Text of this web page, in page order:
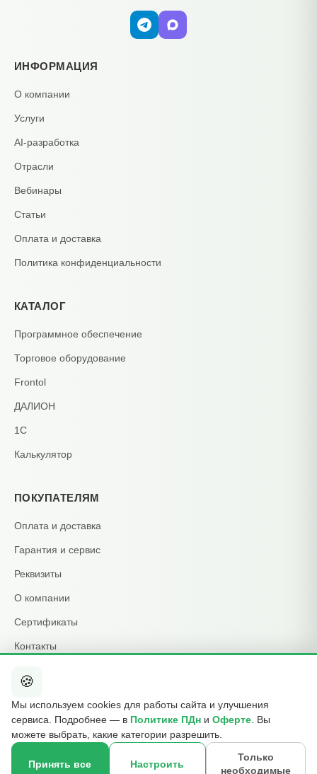
ИНФОРМАЦИЯ
О компании
Услуги
AI-разработка
Отрасли
Вебинары
Статьи
Оплата и доставка
Политика конфиденциальности
КАТАЛОГ
Программное обеспечение
Торговое оборудование
Frontol
ДАЛИОН
1С
Калькулятор
ПОКУПАТЕЛЯМ
Оплата и доставка
Гарантия и сервис
Реквизиты
О компании
Сертификаты
Контакты
КОНТАКТЫ
📞 +7 495 015-01-39
ежедневно 09:00–21:00
info@b2cmsk.ru
МО, Люберцы, ул. Красная, д. 4
🍪
Мы используем cookies для работы сайта и улучшения
сервиса. Подробнее — в Политике ПДн и Оферте . Вы
можете выбрать, какие категории разрешить.
Принять все Настроить
Только
необходимые